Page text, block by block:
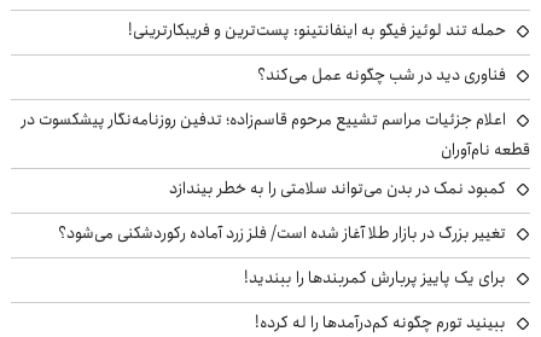
حمله تند لوئیز فیگو به اینفانتینو: پست‌ترین و فریبکارترینی!
فناوری دید در شب چگونه عمل می‌کند؟
اعلام جزئیات مراسم تشییع مرحوم قاسم‌زاده؛ تدفین روزنامه‌نگار پیشکسوت در
قطعه نام‌آوران
کمبود نمک در بدن می‌تواند سلامتی را به خطر بیندازد
تغییر بزرگ در بازار طلا آغاز شده است/ فلز زرد آماده رکوردشکنی می‌شود؟
برای یک پاییز پربارش کمربندها را ببندید!
ببینید تورم چگونه کم‌درآمدها را له کرده!